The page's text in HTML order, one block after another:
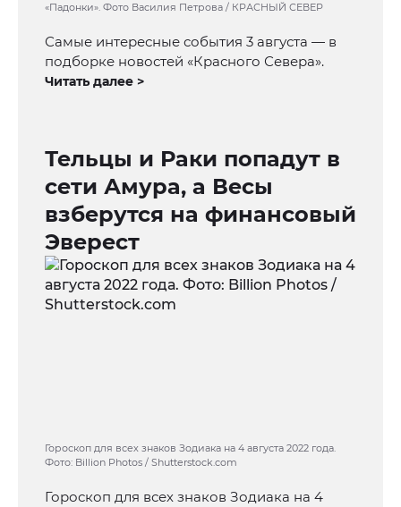
«Падонки». Фото Василия Петрова / КРАСНЫЙ СЕВЕР
Самые интересные события 3 августа — в
подборке новостей «Красного Севера».
Читать далее >
Тельцы и Раки попадут в
сети Амура, а Весы
взберутся на финансовый
Эверест
Гороскоп для всех знаков Зодиака на 4 августа 2022 года.
Фото: Billion Photos / Shutterstock.com
Гороскоп для всех знаков Зодиака на 4